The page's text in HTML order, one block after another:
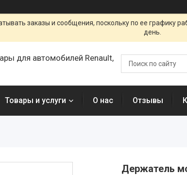
заказы и сообщения, поскольку по ее графику
день.
для автомобилей Renault,
Товары и услуги О нас Отзывы
Держатель